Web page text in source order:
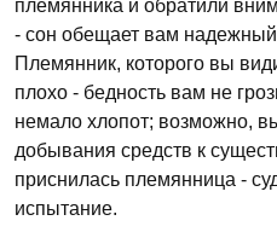
племянника и обратили
- сон обещает вам надежный
Племянник, которого вы
плохо - бедность вам не
немало хлопот; возможно,
добывания средств к
приснилась племянница -
испытание.